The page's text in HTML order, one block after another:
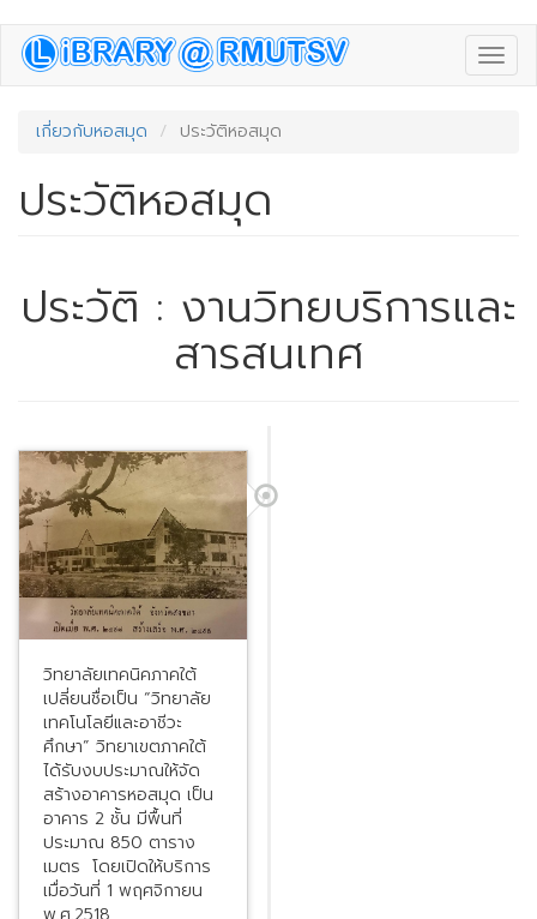
Skip
main
เกี่ยวกับหอสมุด
ประวัติหอสมุด
ประวัติหอสมุด
ประวัติ : งานวิทยบริการและ
สารสนเทศ
วิทยาลัยเทคนิคภาคใต้
เปลี่ยนชื่อเป็น “วิทยาลัย
เทคโนโลยีและอาชีวะ
ศึกษา” วิทยาเขตภาคใต้
ได้รับงบประมาณให้จัด
สร้างอาคารหอสมุด เป็น
อาคาร 2 ชั้น มีพื้นที่
ประมาณ 850 ตาราง
เมตร โดยเปิดให้บริการ
เมื่อวันที่ 1 พฤศจิกายน